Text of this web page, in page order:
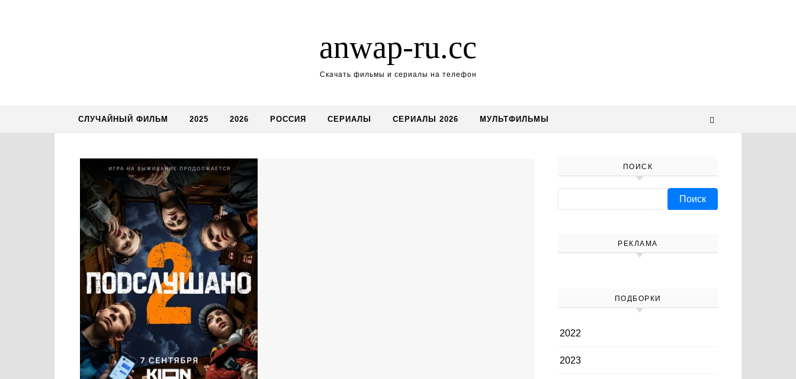
anwap-ru.cc
Скачать фильмы и сериалы на телефон
СЛУЧАЙНЫЙ ФИЛЬМ 2025 2026 РОССИЯ СЕРИАЛЫ СЕРИАЛЫ 2026 МУЛЬТФИЛЬМЫ
ПОИСК
РЕКЛАМА
ПОДБОРКИ
2022
2023